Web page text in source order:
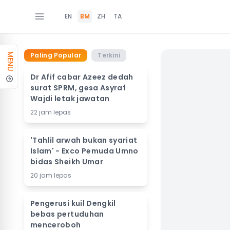
EN BM ZH TA
MENU Paling Popular Terkini
Dr Afif cabar Azeez dedah
surat SPRM, gesa Asyraf
Wajdi letak jawatan
22 jam lepas
'Tahlil arwah bukan syariat
Islam' - Exco Pemuda Umno
bidas Sheikh Umar
20 jam lepas
Pengerusi kuil Dengkil
bebas pertuduhan
menceroboh